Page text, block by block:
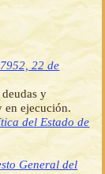
22 de
y
en ejecución.
del Estado de
General del